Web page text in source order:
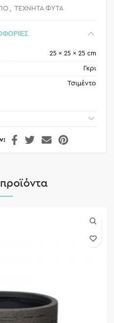
, ΤΕΧΝΗΤΑ ΦΥΤΑ
25 × 25 × 25 cm
Γκρι
Τσιμέντο